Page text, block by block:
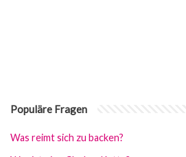
Populäre Fragen
Was reimt sich zu backen?